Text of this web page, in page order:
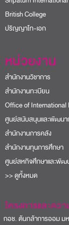
British College
ปริญญาโท-เอก
หน่วยงาน
สำนักงานวิชาการ
สำนักงานทะเบียน
Office of International
ศูนย์สนับสนุนและพัฒนา
สำนักงานการคลัง
สำนักงานทุนการศึกษา
ศูนย์สหกิจศึกษาและพัฒ
>> ดูทั้งหมด
โครงการและคว
ช. ต้นกล้าการออม มห